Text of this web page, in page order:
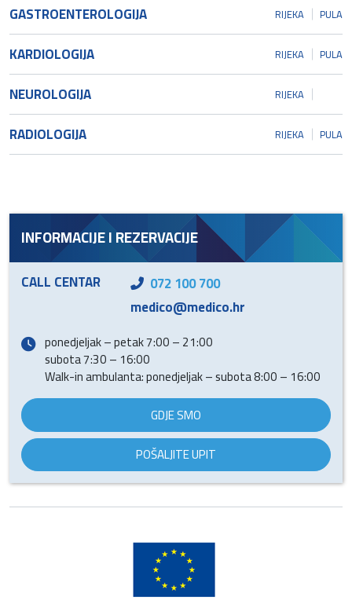
GASTROENTEROLOGIJA RIJEKA PULA
KARDIOLOGIJA RIJEKA PULA
NEUROLOGIJA RIJEKA
RADIOLOGIJA RIJEKA PULA
INFORMACIJE I REZERVACIJE
CALL CENTAR
072 100 700
medico@medico.hr
ponedjeljak – petak 7:00 – 21:00
subota 7:30 – 16:00
Walk-in ambulanta: ponedjeljak – subota 8:00 – 16:00
GDJE SMO
POŠALJITE UPIT